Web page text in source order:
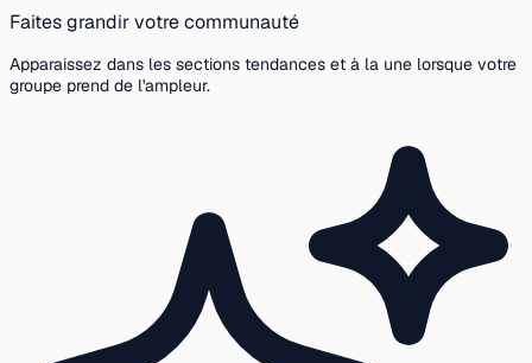
Faites grandir votre communauté
Apparaissez dans les sections tendances et à la une lorsque votre
groupe prend de l'ampleur.